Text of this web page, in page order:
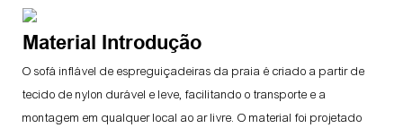
Material Introdução
O sofá inflável de espreguiçadeiras da praia é criado a partir de
tecido de nylon durável e leve, facilitando o transporte e a
montagem em qualquer local ao ar livre. O material foi projetado